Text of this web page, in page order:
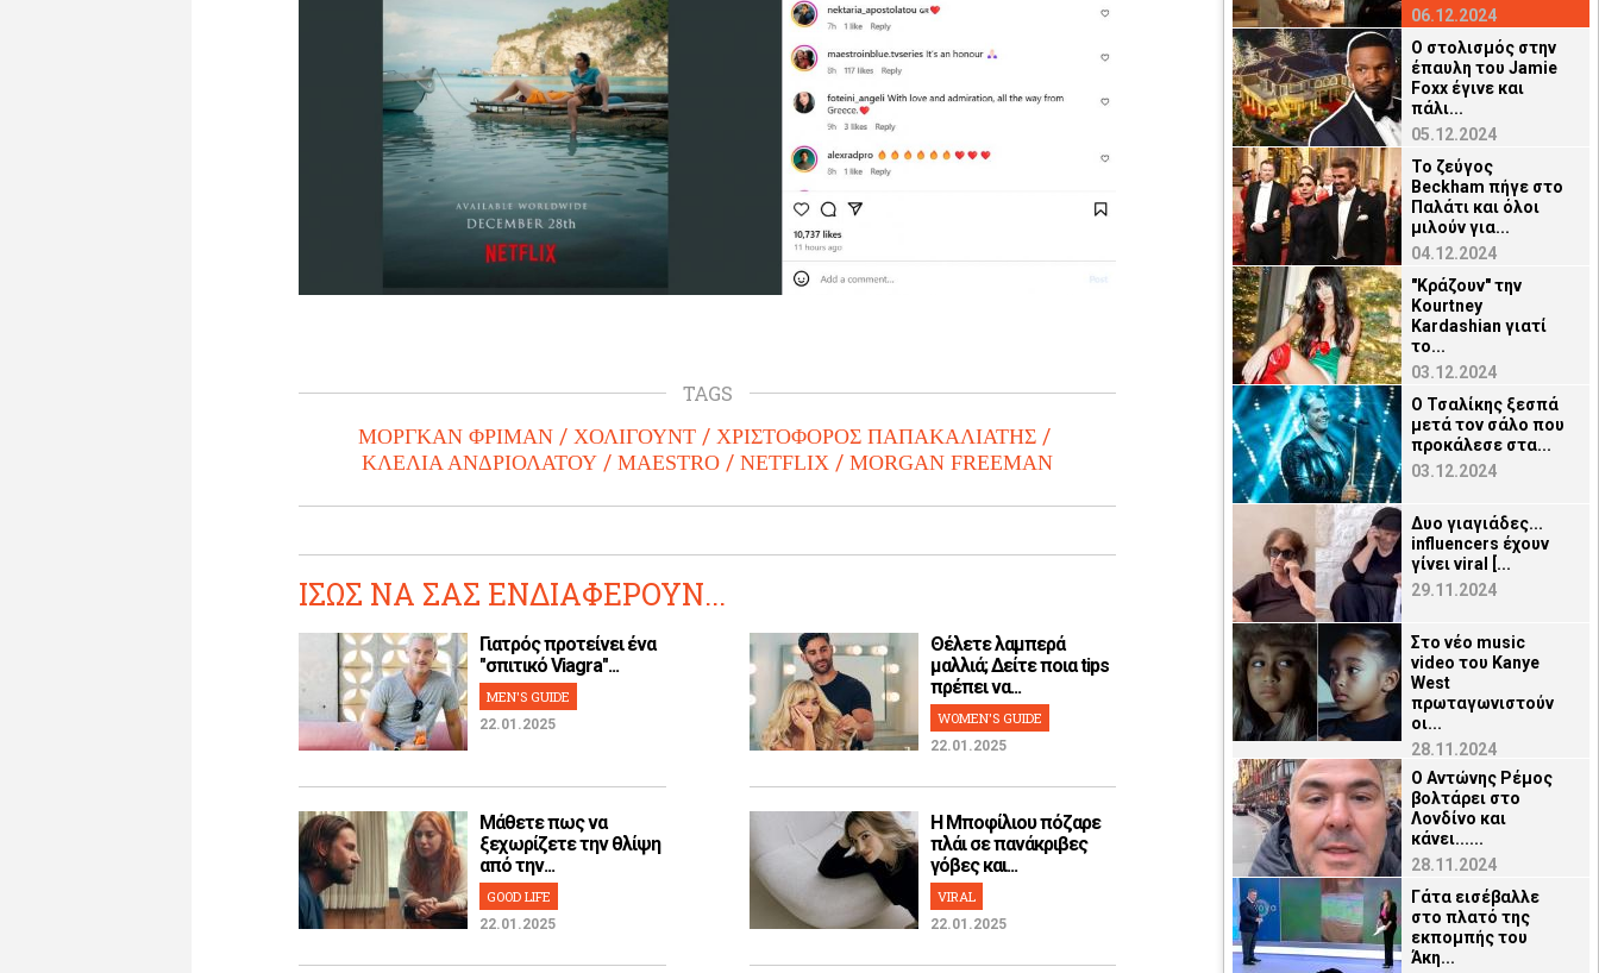
TAGS
ΜΟΡΓΚΑΝ ΦΡΙΜΑΝ ΧΟΛΙΓΟΥΝΤ
ΧΡΙΣΤΟΦΟΡΟΣ ΠΑΠΑΚΑΛΙΑΤΗΣ
ΚΛΕΛΙΑ ΑΝΔΡΙΟΛΑΤΟΥ
MAESTRO NETFLIX MORGAN FREEMAN
ΙΣΩΣ ΝΑ ΣΑΣ ΕΝΔΙΑΦΕΡΟΥΝ...
Γιατρός προτείνει ένα
"σπιτικό Viagra"...
MEN'S GUIDE
22.01.2025
Θέλετε λαμπερά
μαλλιά; Δείτε ποια tips
πρέπει να...
WOMEN'S GUIDE
22.01.2025
Μάθετε πως να
ξεχωρίζετε την θλίψη
από την...
GOOD LIFE
22.01.2025
H Μποφίλιου πόζαρε
πλάι σε πανάκριβες
γόβες και...
VIRAL
22.01.2025
06.12.2024
Ο στολισμός στην
έπαυλη του Jamie
Foxx έγινε και
πάλι...
05.12.2024
Το ζεύγος
Beckham πήγε στο
Παλάτι και όλοι
μιλούν για...
04.12.2024
"Κράζουν" την
Kourtney
Kardashian γιατί
το...
03.12.2024
Ο Τσαλίκης ξεσπά
μετά τον σάλο που
προκάλεσε στα...
03.12.2024
Δυο γιαγιάδες...
influencers έχουν
γίνει viral [...
29.11.2024
Στο νέο music
video του Kanye
West
πρωταγωνιστούν
οι...
28.11.2024
O Αντώνης Ρέμος
βολτάρει στο
Λονδίνο και
κάνει......
28.11.2024
Γάτα εισέβαλλε
στο πλατό της
εκπομπής του
Άκη...